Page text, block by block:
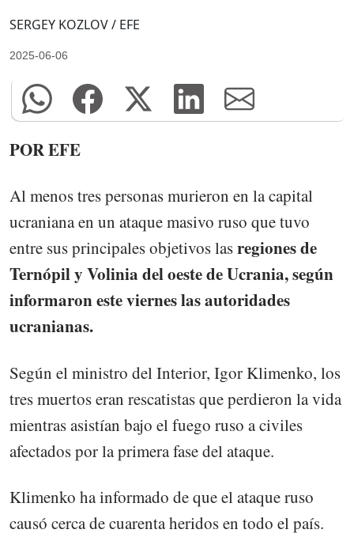
SERGEY KOZLOV / EFE
2025-06-06
POR EFE
Al menos tres personas murieron en la capital
ucraniana en un ataque masivo ruso que tuvo
entre sus principales objetivos lasregiones de
Ternópil y Volinia del oeste de Ucrania, según
informaron este viernes las autoridades
ucranianas.
Según el ministro del Interior, Igor Klimenko, los
tres muertos eran rescatistas que perdieron la vida
mientras asistían bajo el fuego ruso a civiles
afectados por la primera fase del ataque.
Klimenko ha informado de que el ataque ruso
causó cerca de cuarenta heridos en todo el país.